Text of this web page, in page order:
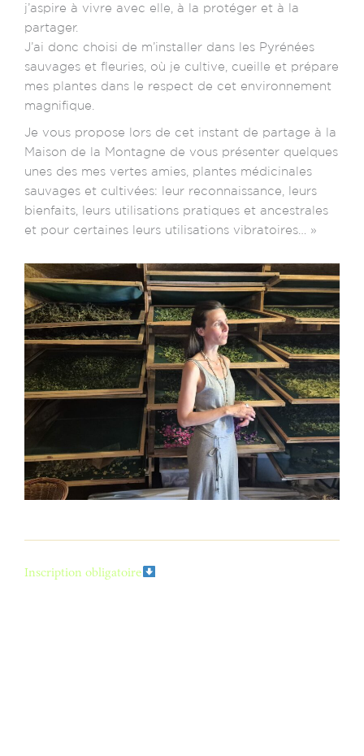
j’aspire à vivre avec elle, à la protéger et à la
partager.
J’ai donc choisi de m’installer dans les Pyrénées
sauvages et fleuries, où je cultive, cueille et prépare
mes plantes dans le respect de cet environnement
magnifique.
Je vous propose lors de cet instant de partage à la
Maison de la Montagne de vous présenter quelques
unes des mes vertes amies, plantes médicinales
sauvages et cultivées: leur reconnaissance, leurs
bienfaits, leurs utilisations pratiques et ancestrales
et pour certaines leurs utilisations vibratoires… »
Inscription obligatoire